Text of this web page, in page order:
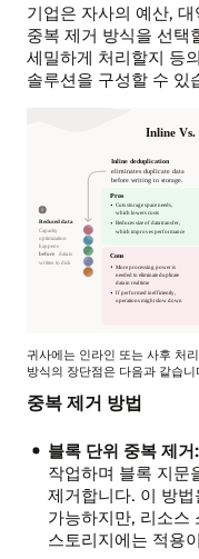
기업은 자사의 예산,
중복 제거 방식을 선택
세밀하게 처리할지 등
솔루션을 구성할 수 있
귀사에는 인라인 또는 사후 처
방식의 장단점은 다음과 같습니
인라인
사후
처리
중복
제거
다이어그램:
중복 제거 방법
블록 단위 중복 제거:
작업하며 블록 지문
제거합니다. 이 방
가능하지만, 리소스
스토리지에는 적용